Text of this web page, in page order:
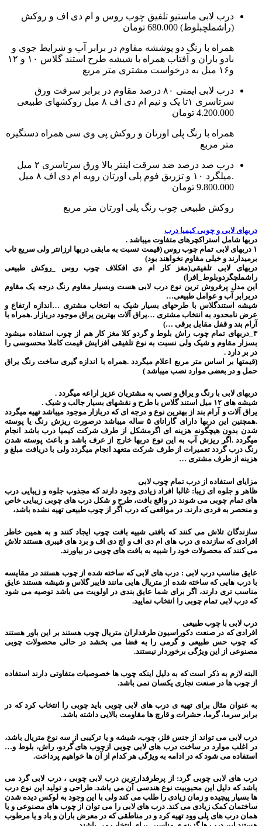
درب لابی ماستیو تلفیق چوب روس و ام دی اف و روکش
(راشملچبلوط) 680.000 تومان
همراه با رنگ دو پوششه مقاوم در برابر آب و شرایط جوی و
بادو باران و آفتاب همراه با شیشه طرح استند گلاس ۱۰ و ۱۲
و۱۶ میل به درخواست مشتری متر مربع
درب لابی ایمنی ۸۰ درصد مقاوم در برابر سرقت ورق
سرتاسری ۱تا یک و نیم ام دی اف ۸ میل روکشهای طبیعی
4.200.000 تومان
همراه با رنگ پلی اورتان و روکش پی وی سی همراه دستگیره
متر مربع
درب صد درصد ضد سرقت اینتر بالا ورق سرتاسری ۲ میل
.میلگرد ۱۰ و تزریق فوم پلی اورتان رویه ام دی اف ۸ میل
9.800.000 تومان
روکش طبیعی چوب رنگ پلی اورتان متر مربع
دربهای لابی و چوبی کیمیا درب
دربها شامل استراکچرهای متفاوت میباشد .
۱ دربهای لابی تمام چوب روس (قیمت نسبت به مابقی دربها ارزانتر ولی سریع تاب
برمیدارند و خیلی مقاوم نخواهند بود)
دربهای لابی تلفیقی(مغز کار ام دی افکلاف چوب روس _روکش طبیعی
راشملچگردوبلوط_افرا)
این مدل پرفروش ترین نوع درب لابی هست وبسیار مقاوم رنگ درجه یک مقاوم
دربرابر آب و عوامل طبیعی…
شیشه استندگلاس با طرحهای بسیار شیک به انتخاب مشتری …اندازه ارتفاع و
عرض نامحدود به انتخاب مشتری …یراق آلات بهترین یراق موجود دربازار .همراه با
آرام بند و قفل مقابل برقی …)
۳_دربهای تمام چوب راش بلوط و گردو کلا مغز کار هم از چوب استفاده میشود
بسزار مقاوم و شیک ولی نسبت به نوع تلفیقی افزایش قیمت کاملا محسوسی را
در بر دارد ‌.
(قیمتها بر اساس متر مربع اعلام میگردد .همراه با اندازه گیری ساخت رنگ یراق
حمل و در بعضی موارد نصب میباشد )
دربهای لابی با رنگ و یراق و نصب به مشتریان عزیز اراعه میگردد .
شیشه های ۱۲ میل استند گلاس با طرح و نقشهای بسیار جالب و شیک .
یراق آلات و آرام بند از بهترین نوع و درجه ای که دربازار موجود میباشد تهیه میگردد
.همچنین این دربها دارای گارانای ۵ ساله میباشد درصورت ریزش رنگ یا پوسته
شدن بدون هیچگونه هزینه ای اگرمشکل از طرف شرکت کیمیا درب باشد انجام
میگردد .اگر ریزش آب به این نوع دربها خارج از عرف باشد و باعث پوسته شدن
رنگ درب گردد تعمیرات از طرف شرکت متعهد انجام میگردد ولی با دریافت مبلغ و
هزینه از طرف مشتری …
مزایای استفاده از درب تمام چوب لابی
ظاهر و جلوه ای زیبا: غالبا افراد زیادی وجود دارند که مجذوب جلوه و زیبایی درب
های تمام چوبی می شوند در واقع بافت، طرح و شکل درب های چوبی زیبایی خاص
و منحصر به فردی دارند. در مواقعی که درب اگر از چوب طبیعی تهیه نشده باشد،
سازندگان تلاش می کنند که بافتی شبیه بافت چوب ایجاد کنند و به همین خاطر
افرادی که سازنده ی درب های ام دی اف و اچ دی اف و برد های فیبری هستند تلاش
می کنند که محصولات خود را شبیه به بافت های چوبی در بیاورند.
عایق مناسب درب لابی : درب های لابی که ساخته شده از چوب هستند در مقایسه
با درب هایی که ساخته شده از متریال هایی مانند فایبر گلاس و شیشه هستند عایق
مناسب تری دارند، اگر برای شما عایق بندی در اولویت می باشد توصیه می شود
که درب لابی تمام چوبی را انتخاب نمایید.
درب لابی با چوب طبیعی
افرادی که در صنعت دکوراسیون طرفداران متریال چوب هستند بر این باور هستند
که چوب حس طبیعی و گرمی را به فضا می بخشد در حالی محصولات چوبی
مصنوعی از این ویژگی برخوردار نیستند.
البته لازم به ذکر است که به دلیل اینکه چوب ها خصوصیات متفاوتی دارند استفاده
از چوب ها در صنعت نجاری یکسان نمی باشد.
به عنوان مثال برای تهیه ی درب های لابی چوبی باید چوبی را انتخاب کرد که در
برابر سرما، گرما، حشرات و قارچ ها مقاومت بالایی داشته باشد.
درب لابی می تواند از جنس فلز، چوب، شیشه و یا ترکیبی از سه نوع متریال باشد،
در اغلب موارد در ساخت درب های لابی چوبی ازچوب های گردو، راش، بلوط و…
استفاده می شود که در ادامه به ویژگی هر کدام از آن ها خواهیم پرداخت.
درب های لابی چوبی گرد: از پرطرفدارترین درب لابی چوبی ، درب لابی گرد می
باشد که دلیل این محبوبیت نوع هندسی آن می باشد. طراحی و تولید این نوع درب
ها بسیار پیچیده و زمان زیادی را طلب می کند ولی با این وجود به لوکس دیده شدن
ساختمان کمک زیادی می کند. درب های لابی را می توان از چوب های مصنوعی و یا
همان درب های پلی وود تهیه کرد و در مناطقی که در معرض باران و باد و یا مرطوب